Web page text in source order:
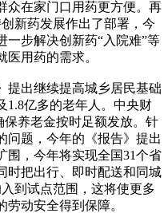
众在家门口用药更方便。再
新药发展作出了部署，今
一步解决创新药“入院难”等
用药的需求。
提出继续提高城乡居民基础
1.8亿多的老年人。中央财
保养老金按时足额发放。针
问题，今年的《报告》提出
围，今年将实现全国31个省
时把出行、即时配送和同城
到试点范围，这将使更多
动安全得到保障。